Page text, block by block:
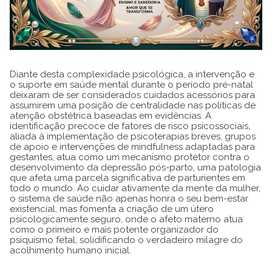
Diante desta complexidade psicológica, a intervenção e
o suporte em saúde mental durante o período pré-natal
deixaram de ser considerados cuidados acessórios para
assumirem uma posição de centralidade nas políticas de
atenção obstétrica baseadas em evidências. A
identificação precoce de fatores de risco psicossociais,
aliada à implementação de psicoterapias breves, grupos
de apoio e intervenções de mindfulness adaptadas para
gestantes, atua como um mecanismo protetor contra o
desenvolvimento da depressão pós-parto, uma patologia
que afeta uma parcela significativa de parturientes em
todo o mundo. Ao cuidar ativamente da mente da mulher,
o sistema de saúde não apenas honra o seu bem-estar
existencial, mas fomenta a criação de um útero
psicologicamente seguro, onde o afeto materno atua
como o primeiro e mais potente organizador do
psiquismo fetal, solidificando o verdadeiro milagre do
acolhimento humano inicial.